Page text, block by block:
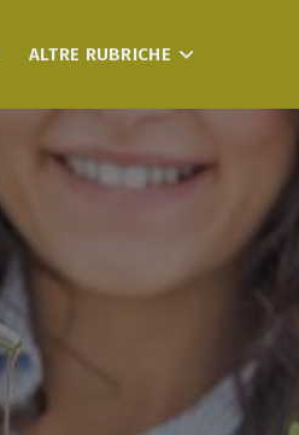
ALTRE RUBRICHE